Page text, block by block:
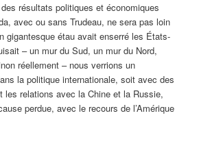
résultats politiques et économiques
avec ou sans Trudeau, ne sera pas loin
gigantesque étau avait enserré les États-
– un mur du Sud, un mur du Nord,
réellement – nous verrions un
la politique internationale, soit avec des
les relations avec la Chine et la Russie,
perdue, avec le recours de l’Amérique